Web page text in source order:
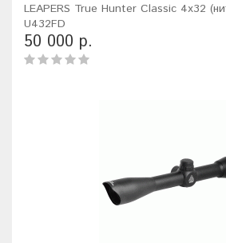
LEAPERS True Hunter Classic 4x32
U432FD
50 000 р.